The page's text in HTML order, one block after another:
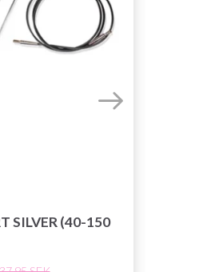
SILVER (40-150